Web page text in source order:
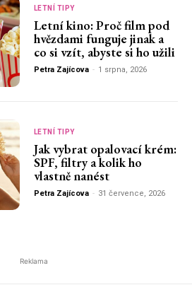
LETNÍ TIPY
Letní kino: Proč film pod
hvězdami funguje jinak a
co si vzít, abyste si ho užili
Petra Zajícova - 1 srpna, 2026
LETNÍ TIPY
Jak vybrat opalovací krém:
SPF, filtry a kolik ho
vlastně nanést
Petra Zajícova - 31 července, 2026
Reklama